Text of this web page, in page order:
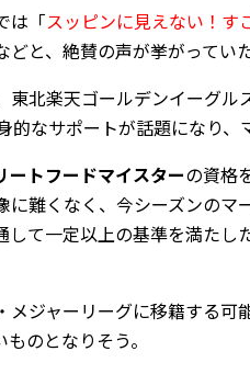
は「スッピンに見えない！す
どと、絶賛の声が挙がっていた
東北楽天ゴールデンイーグル
的なサポートが話題になり、
ートフードマイスターの資格
に難くなく、今シーズンのマ
して一定以上の基準を満たし
メジャーリーグに移籍する
のとなりそう。